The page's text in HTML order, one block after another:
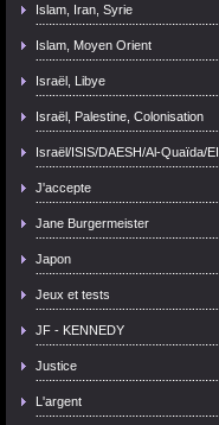
Islam, Iran, Syrie
Islam, Moyen Orient
Israël, Libye
Israël, Palestine, Colonisation
Israël/ISIS/DAESH/Al-Quaïda/EI
J'accepte
Jane Burgermeister
Japon
Jeux et tests
JF - KENNEDY
Justice
L'argent